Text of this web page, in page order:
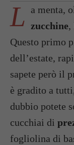
L a menta,
zucchine,
Questo primo
dell’estate,
sapete però il
è gradito a
dubbio potete
cucchiai di
fogliolina di